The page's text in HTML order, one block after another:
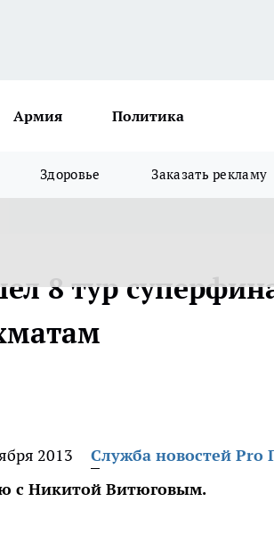
Армия Политика
Здоровье Заказать рекламу
8 тур
2013
Служба новостей Pro
с Никитой Витюговым.